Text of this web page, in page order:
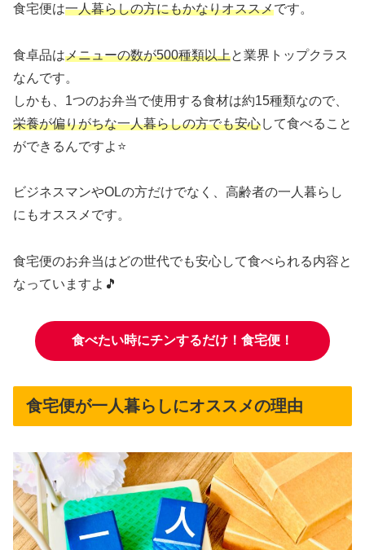
食宅便は一人暮らしの方にもかなりオススメです。
食卓品はメニューの数が500種類以上と業界トップクラス
なんです。
しかも、1つのお弁当で使用する食材は約15種類なので、
栄養が偏りがちな一人暮らしの方でも安心して食べること
ができるんですよ⭐
ビジネスマンやOLの方だけでなく、高齢者の一人暮らし
にもオススメです。
食宅便のお弁当はどの世代でも安心して食べられる内容と
なっていますよ🎵
食べたい時にチンするだけ！食宅便！
食宅便が一人暮らしにオススメの理由